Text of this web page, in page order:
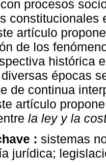
procesos
constitucionales
artículo
de los
histórica
épocas
de continua
artículo
la ley y la
: sistemas
jurídica;